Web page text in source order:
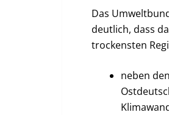
Das
deutlich, dass
trockensten
neben